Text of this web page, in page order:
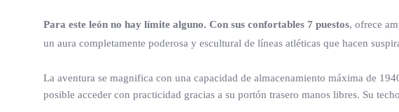
Para este león no hay límite alguno. Con sus confortables 7 puestos, ofrece
un aura completamente poderosa y escultural de líneas atléticas que hacen
La aventura se magnifica con una capacidad de almacenamiento máxima de
posible acceder con practicidad gracias a su portón trasero manos libres. Su